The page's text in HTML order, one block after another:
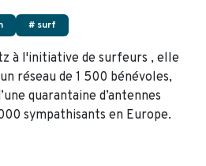
# surf
à l'initiative de surfeurs , elle
réseau de 1 500 bénévoles,
quarantaine d’antennes
sympathisants en Europe.